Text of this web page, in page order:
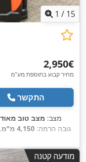
1 / 15
‏2,950 ‏€
מחיר קבוע בתוספת מע"מ
התקשר
מצב: מצב טוב
, גובה הרמה: 4,150 מ"מ
מזלג:,
מודעה קטנה